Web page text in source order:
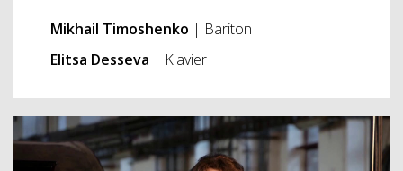
Mikhail Timoshenko | Bariton
Elitsa Desseva | Klavier